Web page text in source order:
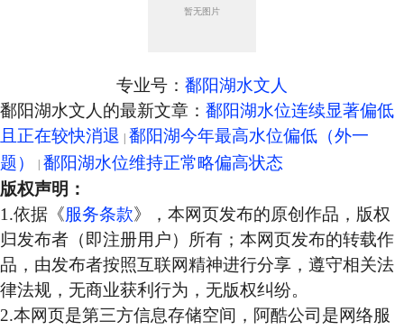
专业号： 鄱阳湖水文人
鄱阳湖水文人的最新文章： 鄱阳湖水位连续显著偏低
且正在较快消退 鄱阳湖今年最高水位偏低（外一
题）
鄱阳湖水位维持正常略偏高状态
版权声明：
1.依据《服务条款》，本网页发布的原创作品，版权
归发布者（即注册用户）所有；本网页发布的转载作
品，由发布者按照互联网精神进行分享，遵守相关法
律法规，无商业获利行为，无版权纠纷。
2.本网页是第三方信息存储空间，阿酷公司是网络服